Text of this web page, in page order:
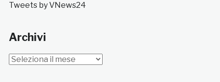
Tweets by VNews24
Archivi
Archivi